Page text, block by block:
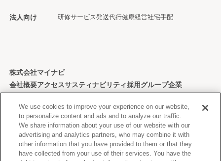
法人向け 研修サービス発送代行健康経営社宅手配
株式会社マイナビ
会社概要アクセスサスティナビリティ採用グループ企業
Copyright © Mynavi Corporation
We use cookies to improve your experience on our website,
to personalize content and ads and to analyze our traffic.
We share information about your use of our website with our
advertising and analytics partners, who may combine it with
other information that you have provided to them or that they
have collected from your use of their services. You have the